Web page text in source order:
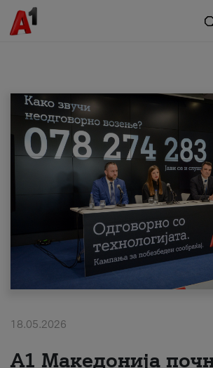
МК EN SQ
Деловни
Поддршка
Надополни кредит
18.05.2026
A1 Македонија